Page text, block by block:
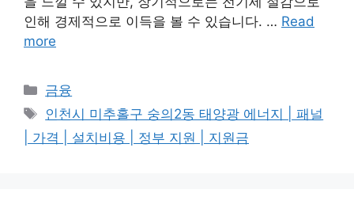
인해 경제적으로 이득을 볼 수 있습니다. … Read
more
Categories
금융
Tags
인천시 미추홀구 숭의2동 태양광 에너지 | 패널
| 가격 | 설치비용 | 정부 지원 | 지원금